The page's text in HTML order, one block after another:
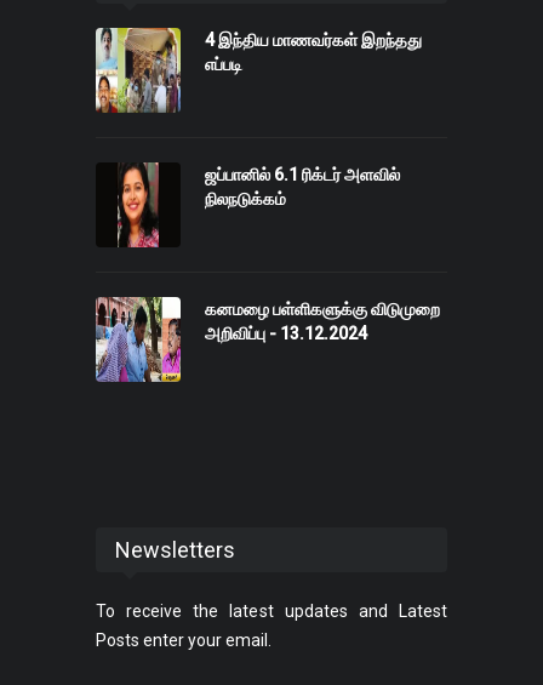
4 இந்திய மாணவர்கள் இறந்தது
எப்படி
ஜப்பானில் 6.1 ரிக்டர் அளவில்
நிலநடுக்கம்
கனமழை பள்ளிகளுக்கு விடுமுறை
அறிவிப்பு - 13.12.2024
Newsletters
To receive the latest updates and Latest
Posts enter your email.